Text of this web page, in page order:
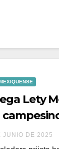
Lety
y
JUNIO DE 2025